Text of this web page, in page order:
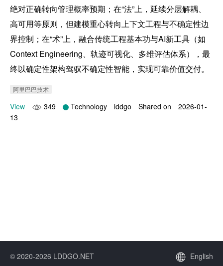
绝对正确转向管理概率预期；在“法”上，延续分层解耦、
高可用等原则，但建模重心转向上下文工程与不确定性边
界控制；在“术”上，融合传统工程基本功与AI新工具（如
Context Engineering、轨迹可视化、多维评估体系），最
终以确定性架构驾驭不确定性智能，实现可靠价值交付。
阿里巴巴技术
View 349 Technology lddgo Shared on
2026-01-
13
© 2020-2026 LDDGO.NET English